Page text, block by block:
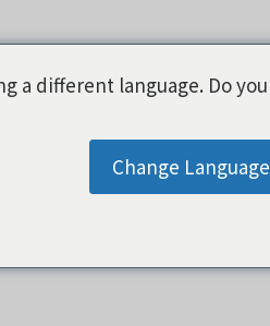
a different language. Do you
Change Language